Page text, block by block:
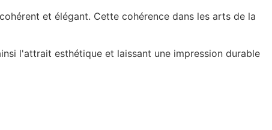
et élégant. Cette cohérence dans les arts de la
l'attrait esthétique et laissant une impression durable